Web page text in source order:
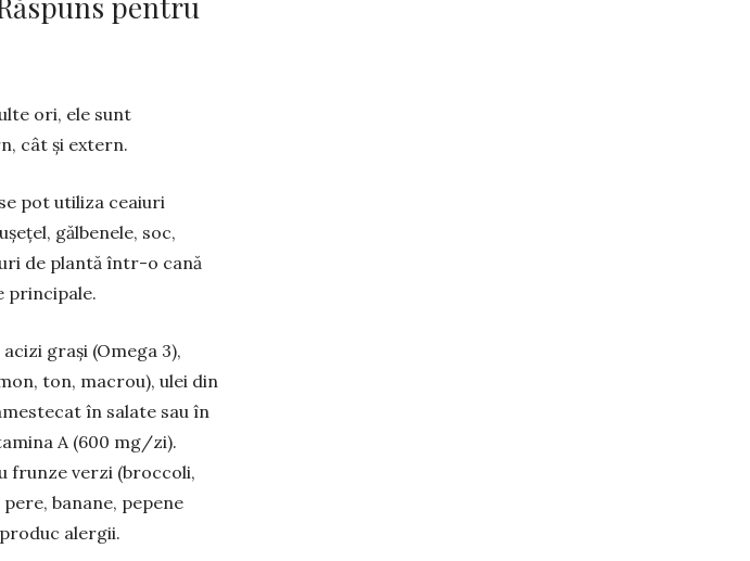
ori, ele sunt
cât și extern.
pot utiliza ceaiuri
gălbenele, soc,
de plantă într-o cană
principale.
grași (Omega 3),
ton, macrou), ulei din
în salate sau în
A (600 mg/zi).
frunze verzi (broccoli,
banane, pepene
alergii.